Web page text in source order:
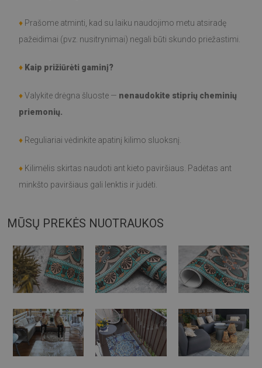
♦ Prašome atminti, kad su laiku naudojimo metu atsiradę
pažeidimai (pvz. nusitrynimai) negali būti skundo priežastimi.
♦ Kaip prižiūrėti gaminį?
♦Valykite drėgna šluoste — nenaudokite stiprių cheminių
priemonių.
♦ Reguliariai vėdinkite apatinį kilimo sluoksnį.
♦ Kilimėlis skirtas naudoti ant kieto paviršiaus. Padėtas ant
minkšto paviršiaus gali lenktis ir judėti.
MŪSŲ PREKĖS NUOTRAUKOS